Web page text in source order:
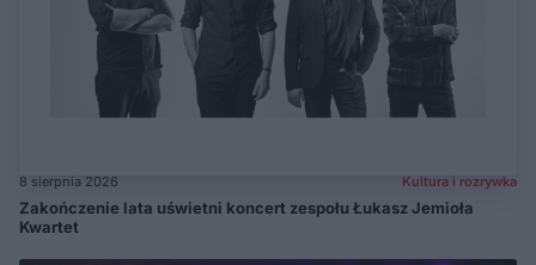
8 sierpnia 2026 Kultura i rozrywka
Zakończenie lata uświetni koncert zespołu Łukasz Jemioła
Kwartet